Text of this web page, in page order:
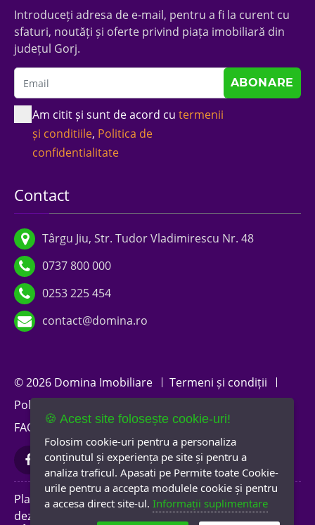
Introduceți adresa de e-mail, pentru a fi la curent cu
sfaturi, noutăți și oferte privind piața imobiliară din
județul Gorj.
Am citit și sunt de acord cu termenii
și conditiile, Politica de
confidentialitate
Contact
Târgu Jiu, Str. Tudor Vladimirescu Nr. 48
0737 800 000
0253 225 454
contact@domina.ro
© 2026 Domina Imobiliare
Termeni și condiții
Politica de confidențialitate
FAQ
A.N.P.C. Newsletter
Platformă software
dezvoltată de
🍪 Acest site folosește cookie-uri!
Folosim cookie-uri pentru a personaliza
conținutul și experiența pe site și pentru a
analiza traficul. Apasati pe Permite toate Cookie-
urile pentru a accepta modulele cookie și pentru
a accesa direct site-ul. Informații suplimentare